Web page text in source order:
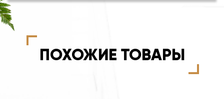
ПОХОЖИЕ ТОВАРЫ